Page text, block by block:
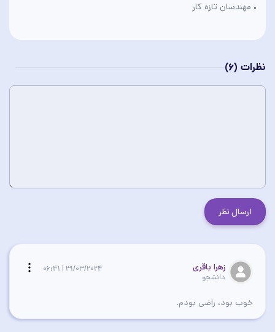
• مهندسان تازه کار
نظرات (6)
ارسال نظر
زهرا باقری
دانشجو
31/03/2024 | 06:41
خوب بود، راضی بودم.